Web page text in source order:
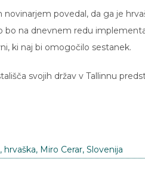
novinarjem povedal, da ga je
bo na dnevnem redu
ki naj bi omogočilo sestanek.
svojih držav v Tallinnu
, hrvaška, Miro Cerar, Slovenija